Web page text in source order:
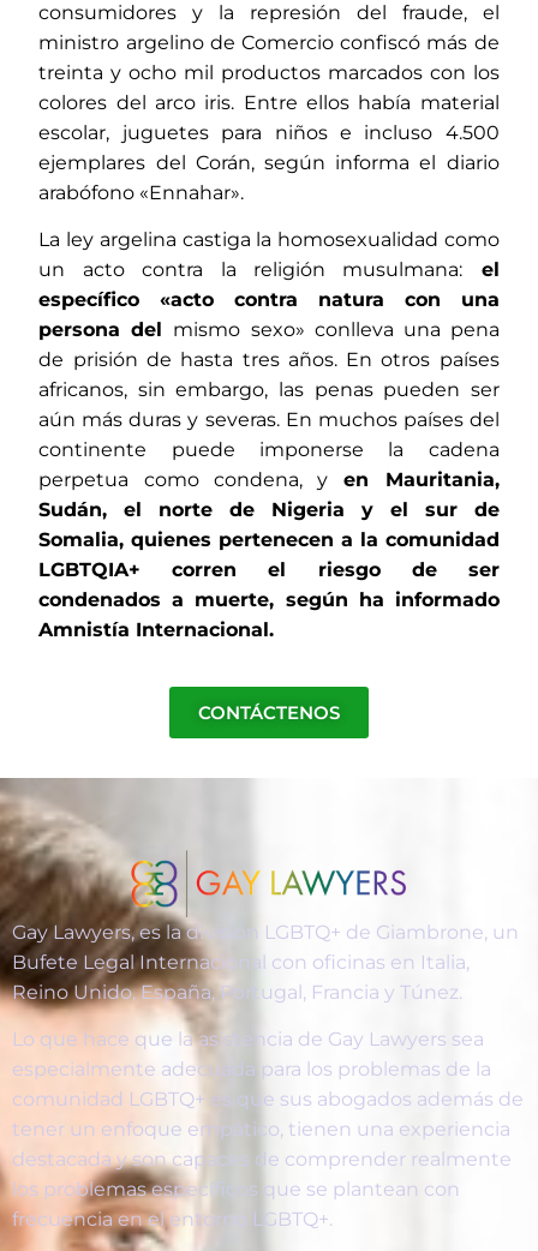
consumidores y la represión del fraude, el
ministro argelino de Comercio confiscó más de
treinta y ocho mil productos marcados con los
colores del arco iris. Entre ellos había material
escolar, juguetes para niños e incluso 4.500
ejemplares del Corán, según informa el diario
arabófono «Ennahar».
La ley argelina castiga la homosexualidad como
un acto contra la religión musulmana: el
específico «acto contra natura con una
persona del mismo sexo» conlleva una pena
de prisión de hasta tres años. En otros países
africanos, sin embargo, las penas pueden ser
aún más duras y severas. En muchos países del
continente puede imponerse la cadena
perpetua como condena, y en Mauritania,
Sudán, el norte de Nigeria y el sur de
Somalia, quienes pertenecen a la comunidad
LGBTQIA+ corren el riesgo de ser
condenados a muerte, según ha informado
Amnistía Internacional.
CONTÁCTENOS
Gay Lawyers, es la división LGBTQ+ de Giambrone, un
Bufete Legal Internacional con oficinas en Italia,
Reino Unido, España, Portugal, Francia y Túnez.
Lo que hace que la asistencia de Gay Lawyers sea
especialmente adecuada para los problemas de la
comunidad LGBTQ+ es que sus abogados además de
tener un enfoque empático, tienen una experiencia
destacada y son capaces de comprender realmente
los problemas específicos que se plantean con
frecuencia en el entorno LGBTQ+.